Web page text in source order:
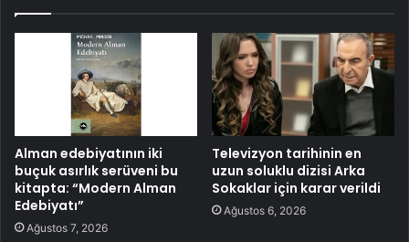
Alman edebiyatının iki
buçuk asırlık serüveni bu
kitapta: “Modern Alman
Edebiyatı”
Ağustos 7, 2026
Televizyon tarihinin en
uzun soluklu dizisi Arka
Sokaklar için karar verildi
Ağustos 6, 2026